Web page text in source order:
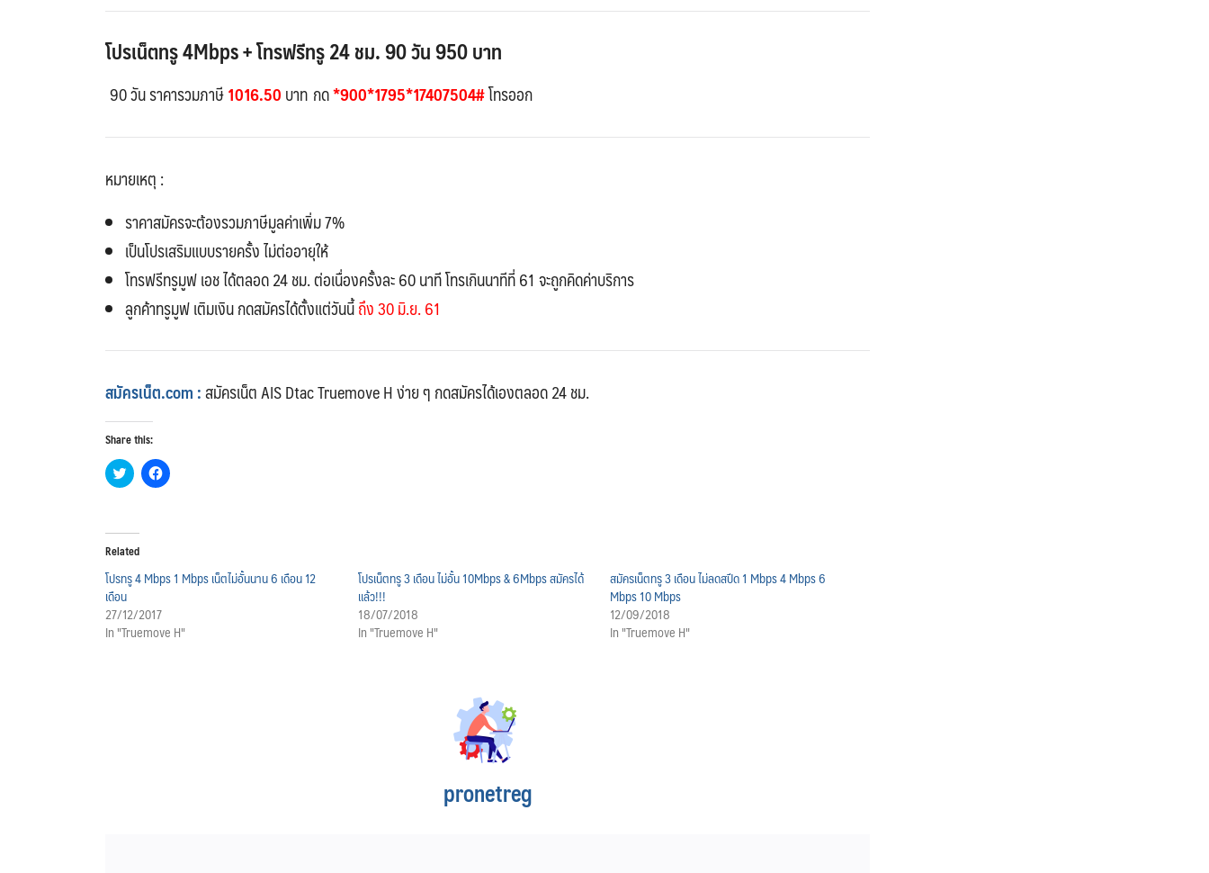
โปรเน็ตทรู 4Mbps + โทรฟรีทรู 24 ชม. 90 วัน 950 บาท
90 วัน ราคารวมภาษี1016.50บาท กด*900*1795*17407504#โทรออก
หมายเหตุ :
ราคาสมัครจะต้องรวมภาษีมูลค่าเพิ่ม 7%
เป็นโปรเสริมแบบรายครั้ง ไม่ต่ออายุให้
โทรฟรีทรูมูฟ เอช ได้ตลอด 24 ชม. ต่อเนื่องครั้งละ 60 นาที โทรเกินนาทีที่ 61 จะถูกคิดค่าบริการ
ลูกค้าทรูมูฟ เติมเงิน กดสมัครได้ตั้งแต่วันนี้ถึง 30 มิ.ย. 61
สมัครเน็ต.com :สมัครเน็ต AIS Dtac Truemove H ง่าย ๆ กดสมัครได้เองตลอด 24 ชม.
Share this:
Click
to
(Opens
new
Click
to
Related
โปรทรู 4 Mbps 1 Mbps เน็ตไม่อั้นนาน 6 เดือน 12
เดือน
27/12/2017
In "Truemove H"
โปรเน็ตทรู 3 เดือน ไม่อั้น 10Mbps & 6Mbps สมัครได้
แล้ว!!!
18/07/2018
In "Truemove H"
สมัครเน็ตทรู 3 เดือน ไม่ลดสปีด 1 Mbps 4 Mbps 6
Mbps 10 Mbps
12/09/2018
In "Truemove H"
pronetreg